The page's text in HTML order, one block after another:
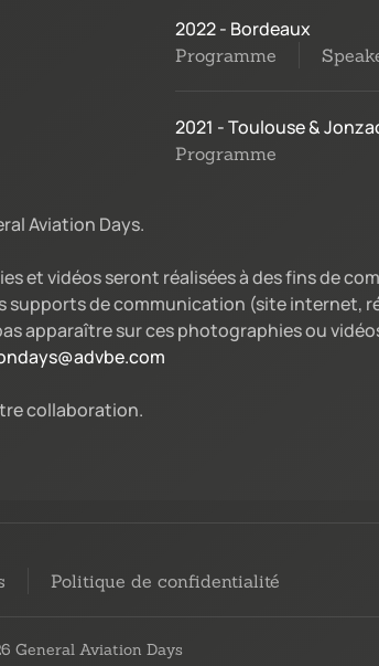
2022 - Bordeaux
Programme
2021 - Toulouse &
Programme
Aviation Days.
et vidéos seront réalisées à des fins de
de communication (site internet,
apparaître sur ces photographies ou
collaboration.
Politique de confidentialité
General Aviation Days